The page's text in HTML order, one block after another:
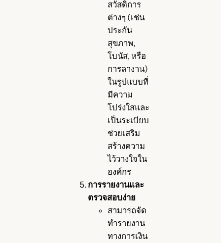
สวัสดิการ
ต่างๆ (เช่น
ประกัน
สุขภาพ,
โบนัส, หรือ
การลางาน)
ในรูปแบบที่
มีความ
โปร่งใสและ
เป็นระเบียบ
ช่วยเสริม
สร้างความ
ไว้วางใจใน
องค์กร
การรายงานและ
ตรวจสอบง่าย
สามารถจัด
ทำรายงาน
ทางการเงิน